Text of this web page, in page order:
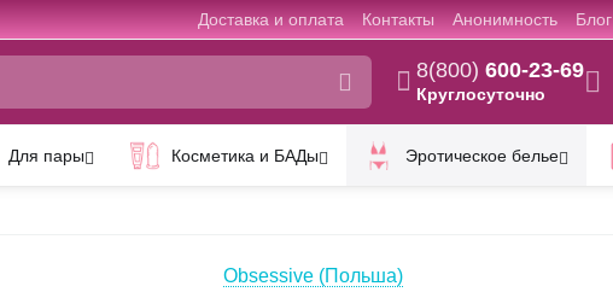
Доставка и оплата Контакты Анонимность Блог
8(800) 600-23-69
Круглосуточно
Для пары Косметика и БАДы Эротическое белье
Obsessive (Польша)